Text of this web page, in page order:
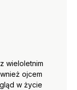
wieloletnim
ojcem
w życie